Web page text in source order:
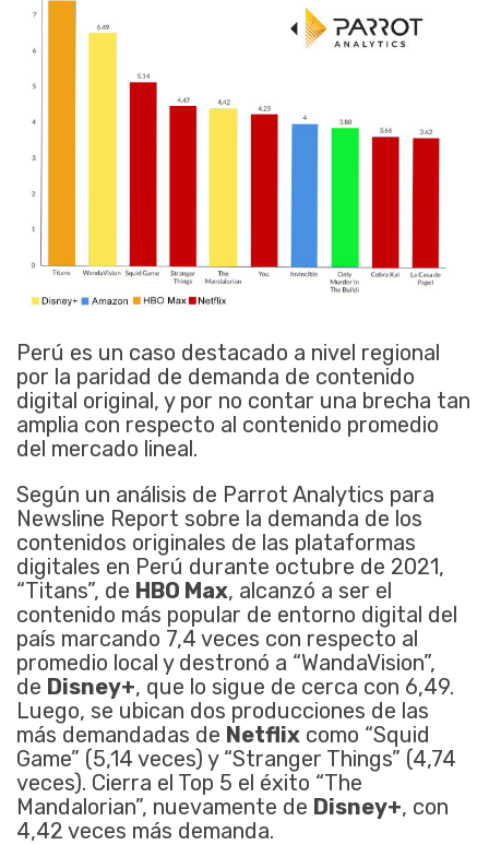
Perú es un caso destacado a nivel regional
por la paridad de demanda de contenido
digital original, y por no contar una brecha tan
amplia con respecto al contenido promedio
del mercado lineal.
Según un análisis de Parrot Analytics para
Newsline Report sobre la demanda de los
contenidos originales de las plataformas
digitales en Perú durante octubre de 2021,
“Titans”, de HBO Max, alcanzó a ser el
contenido más popular de entorno digital del
país marcando 7,4 veces con respecto al
promedio local y destronó a “WandaVision”,
de Disney+, que lo sigue de cerca con 6,49.
Luego, se ubican dos producciones de las
más demandadas de Netflix como “Squid
Game” (5,14 veces) y “Stranger Things” (4,74
veces). Cierra el Top 5 el éxito “The
Mandalorian”, nuevamente de Disney+, con
4,42 veces más demanda.